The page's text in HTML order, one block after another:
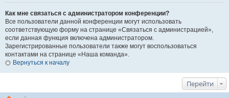
Как мне связаться с администратором конференции?
Все пользователи данной конференции могут использовать
соответствующую форму на странице «Связаться с администрацией»,
если данная функция включена администратором.
Зарегистрированные пользователи также могут воспользоваться
контактами на странице «Наша команда».
Вернуться к началу
Перейти